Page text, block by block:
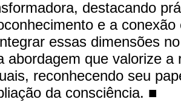
destacando
e a
essas dimensões
abordagem que valorize
reconhecendo seu
da consciência. ■